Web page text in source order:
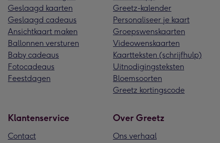
Geslaagd kaarten
Geslaagd cadeaus
Ansichtkaart maken
Ballonnen versturen
Baby cadeaus
Fotocadeaus
Feestdagen
Greetz-kalender
Personaliseer je kaart
Groepswenskaarten
Videowenskaarten
Kaartteksten (schrijfhulp)
Uitnodigingsteksten
Bloemsoorten
Greetz kortingscode
Klantenservice
Contact
Over Greetz
Ons verhaal